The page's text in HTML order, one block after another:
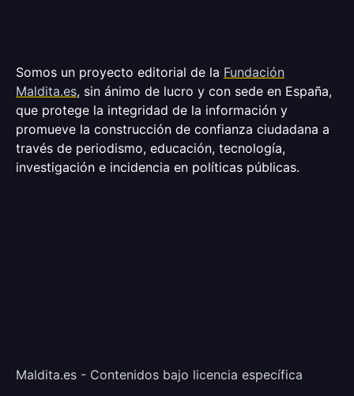
Somos un proyecto editorial de la Fundación
Maldita.es, sin ánimo de lucro y con sede en España,
que protege la integridad de la información y
promueve la construcción de confianza ciudadana a
través de periodismo, educación, tecnología,
investigación e incidencia en políticas públicas.
Maldita.es - Contenidos bajo licencia específica